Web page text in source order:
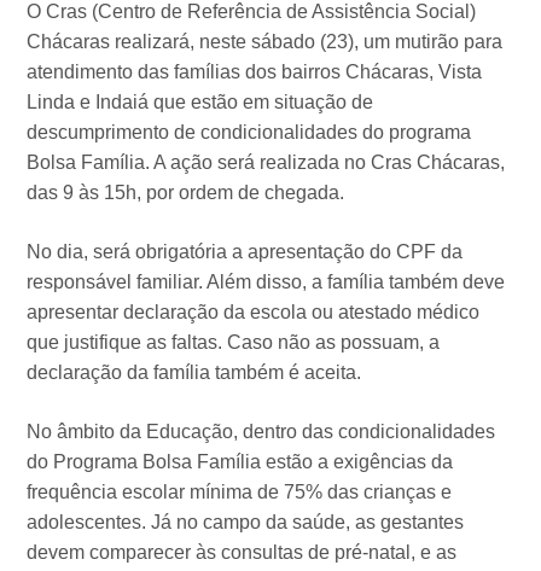
O Cras (Centro de Referência de Assistência Social)
Chácaras realizará, neste sábado (23), um mutirão para
atendimento das famílias dos bairros Chácaras, Vista
Linda e Indaiá que estão em situação de
descumprimento de condicionalidades do programa
Bolsa Família. A ação será realizada no Cras Chácaras,
das 9 às 15h, por ordem de chegada.
No dia, será obrigatória a apresentação do CPF da
responsável familiar. Além disso, a família também deve
apresentar declaração da escola ou atestado médico
que justifique as faltas. Caso não as possuam, a
declaração da família também é aceita.
No âmbito da Educação, dentro das condicionalidades
do Programa Bolsa Família estão a exigências da
frequência escolar mínima de 75% das crianças e
adolescentes. Já no campo da saúde, as gestantes
devem comparecer às consultas de pré-natal, e as